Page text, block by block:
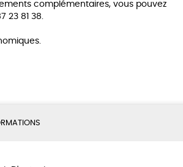
complémentaires, vous pouvez
23 81 38.